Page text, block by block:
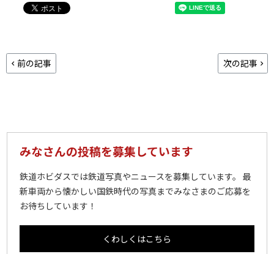
前の記事 次の記事
みなさんの投稿を募集しています
鉄道ホビダスでは鉄道写真やニュースを募集しています。 最
新車両から懐かしい国鉄時代の写真までみなさまのご応募を
お待ちしています！
くわしくはこちら